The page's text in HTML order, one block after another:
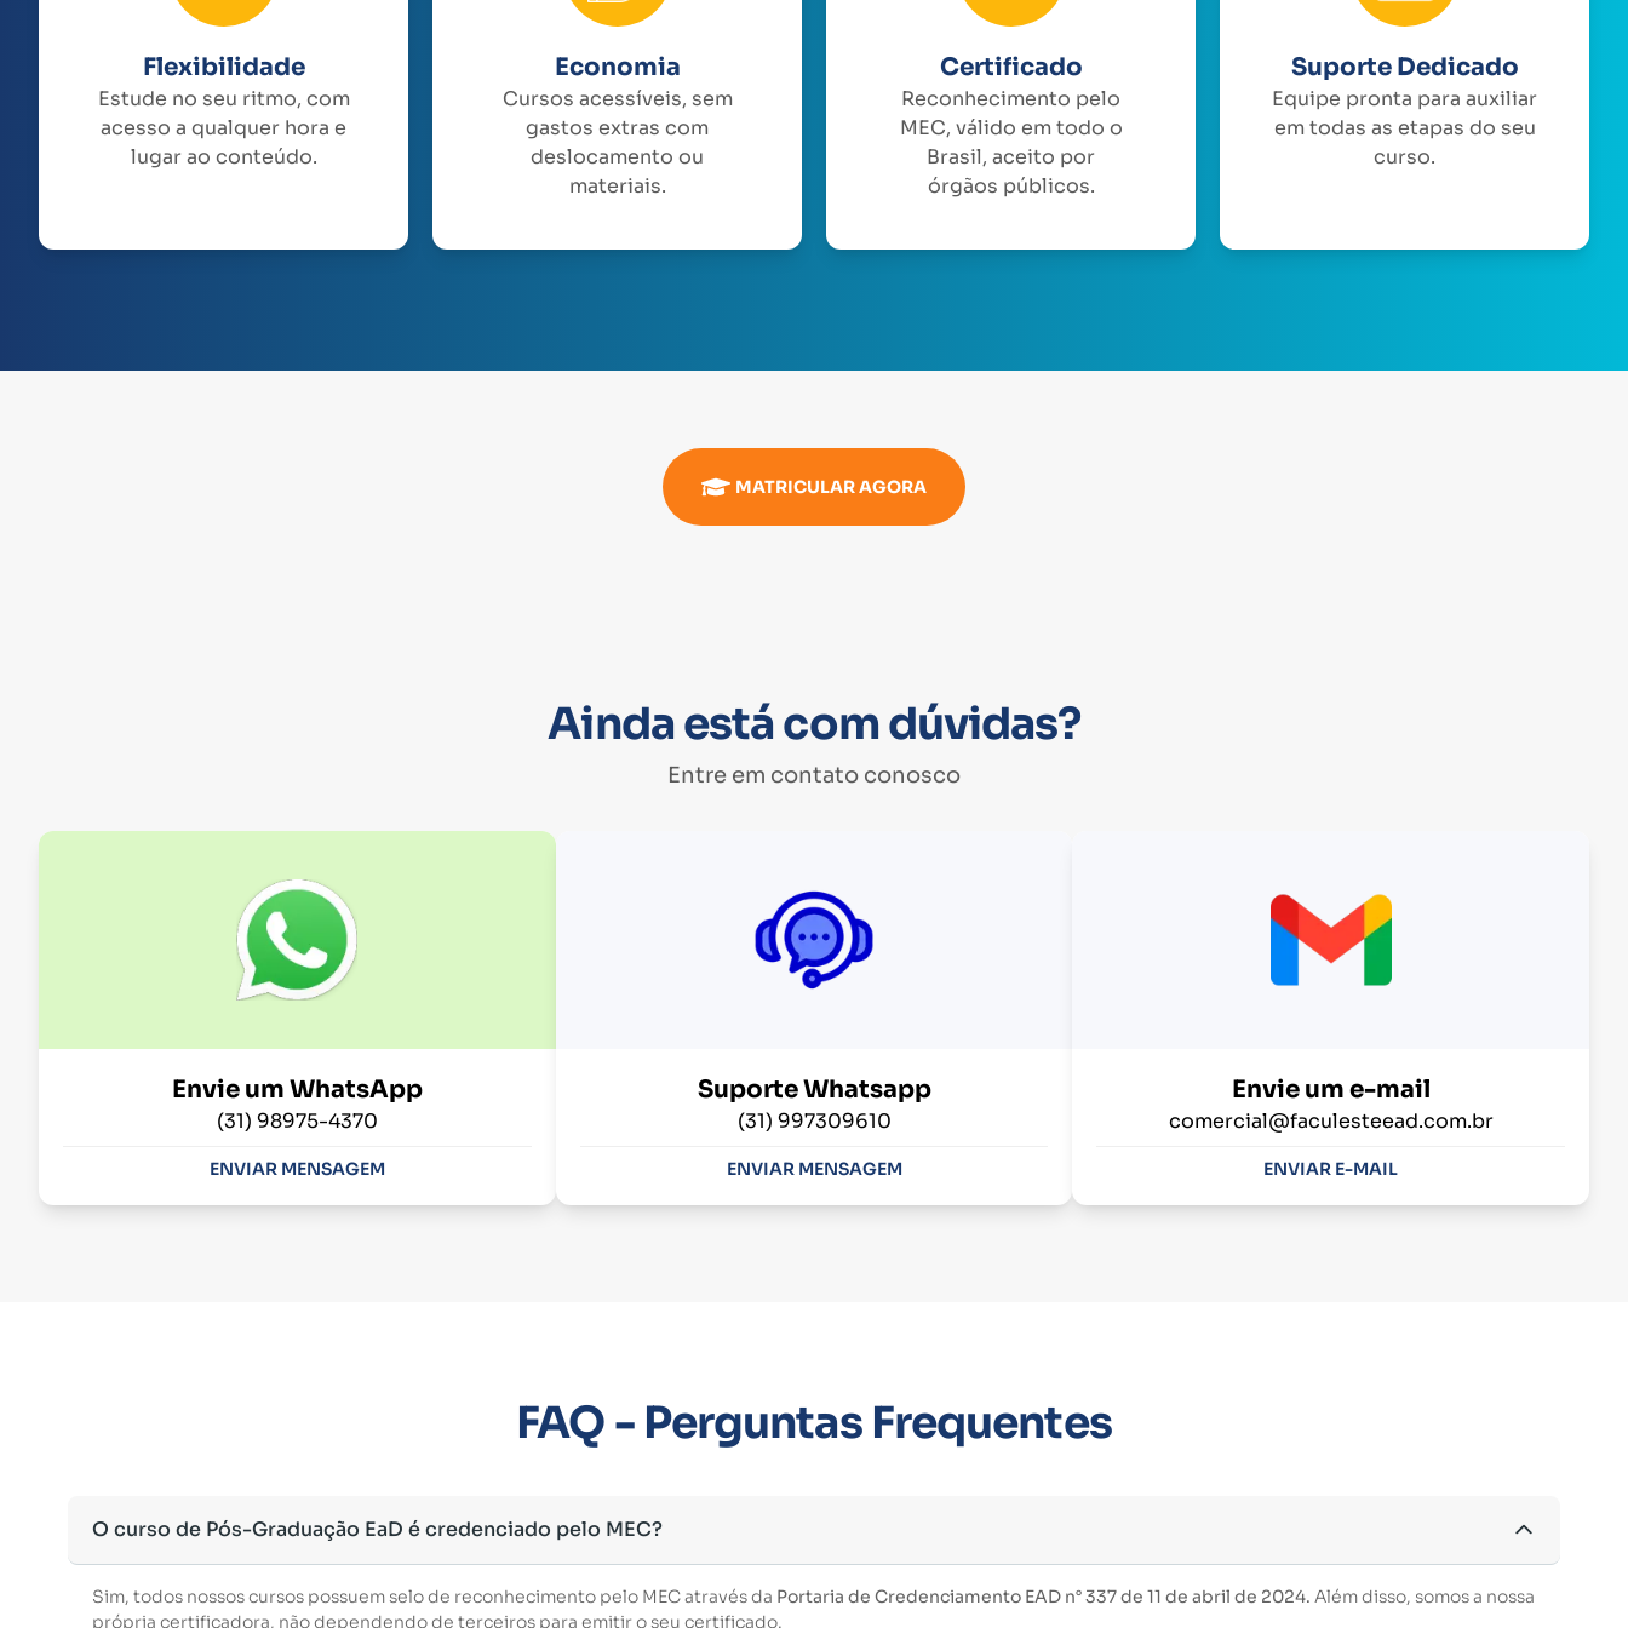
Flexibilidade
Estude no seu ritmo, com
acesso a qualquer hora e
lugar ao conteúdo.
Economia
Cursos acessíveis, sem
gastos extras com
deslocamento ou
materiais.
Certificado
Reconhecimento pelo
MEC, válido em todo o
Brasil, aceito por
órgãos públicos.
Suporte Dedicado
Equipe pronta para auxiliar
em todas as etapas do seu
curso.
MATRICULAR AGORA
Ainda está com dúvidas?
Entre em contato conosco
Envie um WhatsApp
(31) 98975-4370
ENVIAR MENSAGEM
Suporte Whatsapp
(31) 997309610
ENVIAR MENSAGEM
Envie um e-mail
comercial@faculesteead.com.br
ENVIAR E-MAIL
FAQ - Perguntas Frequentes
O curso de Pós-Graduação EaD é credenciado pelo MEC?
Sim, todos nossos cursos possuem selo de reconhecimento pelo MEC através da Portaria de Credenciamento EAD n° 337 de 11 de abril de 2024. Além disso, somos a nossa
própria certificadora, não dependendo de terceiros para emitir o seu certificado.